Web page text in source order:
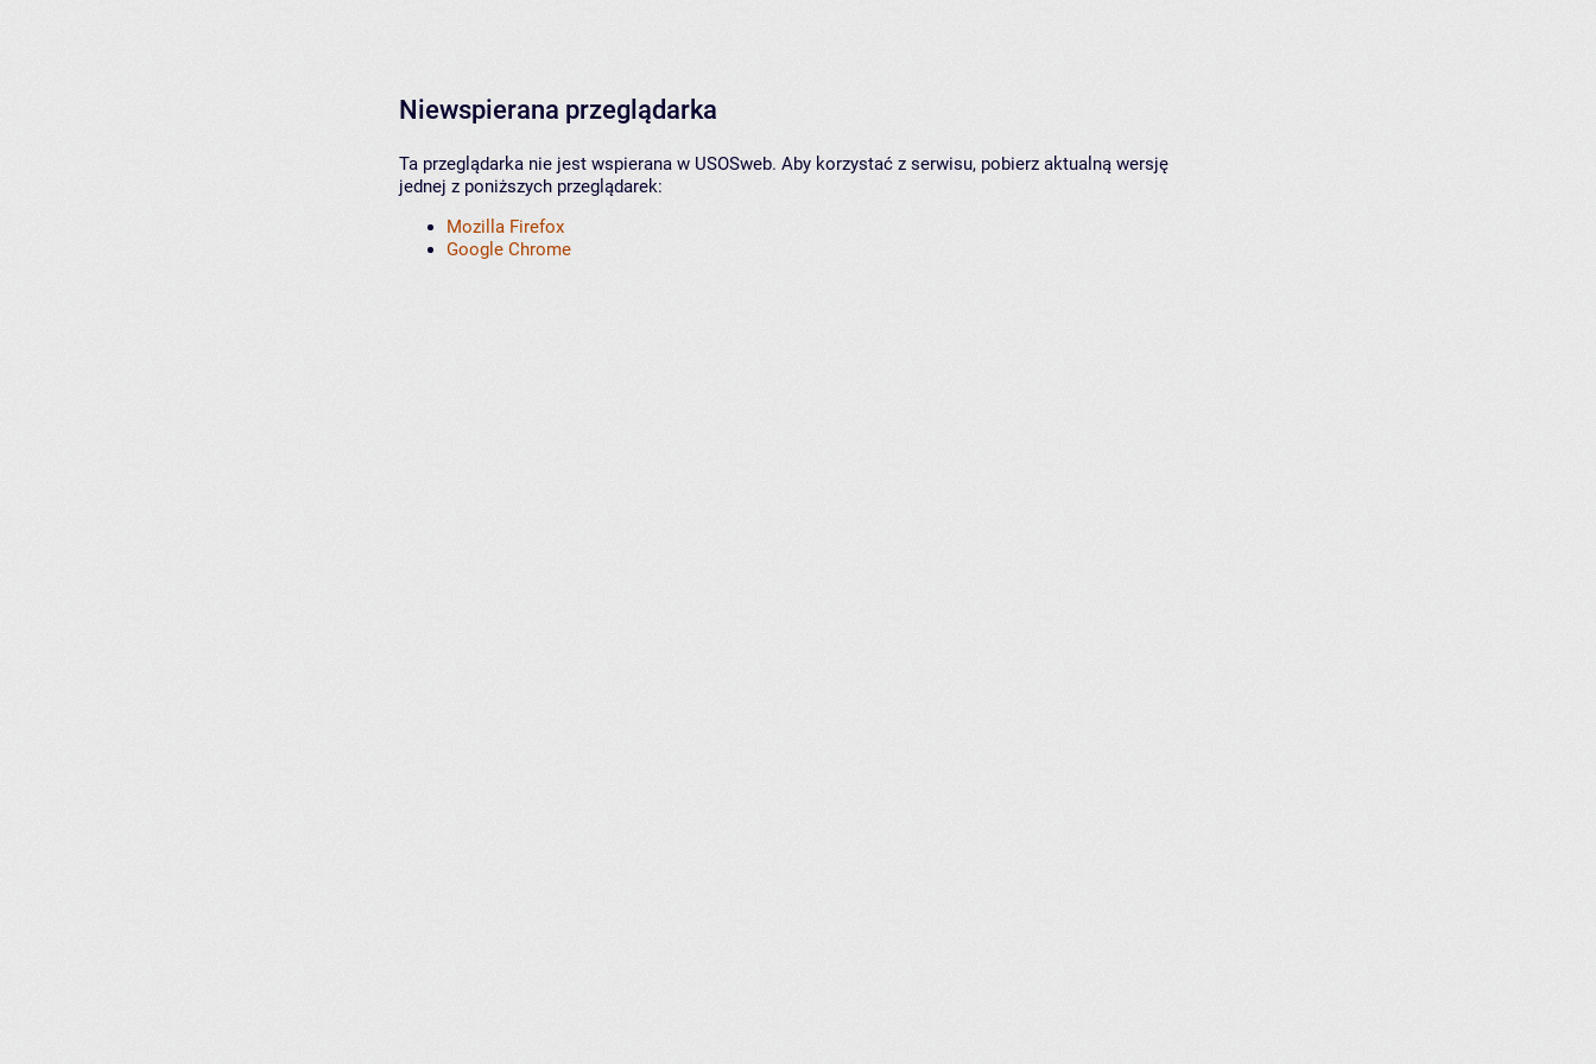
Niewspierana przeglądarka
Ta przeglądarka nie jest wspierana w USOSweb. Aby korzystać z serwisu, pobierz aktualną wersję
jednej z poniższych przeglądarek:
Mozilla Firefox
Google Chrome